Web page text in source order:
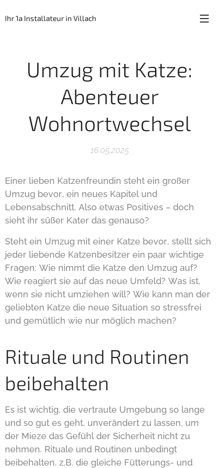
Ihr 1a Installateur in Villach
Umzug mit Katze:
Abenteuer
Wohnortwechsel
16.05.2025
Einer lieben Katzenfreundin steht ein großer
Umzug bevor, ein neues Kapitel und
Lebensabschnitt. Also etwas Positives – doch
sieht ihr süßer Kater das genauso?
Steht ein Umzug mit einer Katze bevor, stellt sich
jeder liebende Katzenbesitzer ein paar wichtige
Fragen: Wie nimmt die Katze den Umzug auf?
Wie reagiert sie auf das neue Umfeld? Was ist,
wenn sie nicht umziehen will? Wie kann man der
geliebten Katze die neue Situation so stressfrei
und gemütlich wie nur möglich machen?
Rituale und Routinen
beibehalten
Es ist wichtig, die vertraute Umgebung so lange
und so gut es geht, unverändert zu lassen, um
der Mieze das Gefühl der Sicherheit nicht zu
nehmen. Rituale und Routinen unbedingt
beibehalten, z.B. die gleiche Fütterungs- und